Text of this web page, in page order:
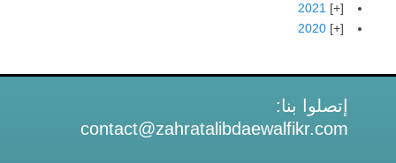
2021
2020
إتصلوا بنا:
contact@zahratalibdaewalfikr.com